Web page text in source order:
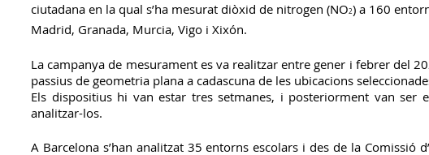
Temps de migdia i acollides C. Reivindicativa i Barri
C.Entorn Escolar Gestió Serveis AESA C.Biblioteca
ciutadana en la qual s’ha mesurat diòxid de nitrogen (NO2) a 160
Madrid, Granada, Murcia, Vigo i Xixón.
La campanya de mesurament es va realitzar entre gener i febrer del
passius de geometria plana a cadascuna de les ubicacions
Els dispositius hi van estar tres setmanes, i posteriorment van ser
analitzar-los.
A Barcelona s’han analitzat 35 entorns escolars i des de la Comissió